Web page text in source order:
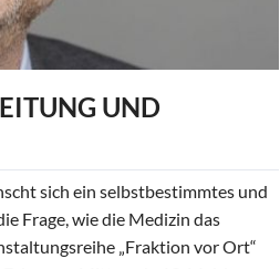
UND
sich ein selbstbestimmtes und
Frage, wie die Medizin das
„Fraktion vor Ort“